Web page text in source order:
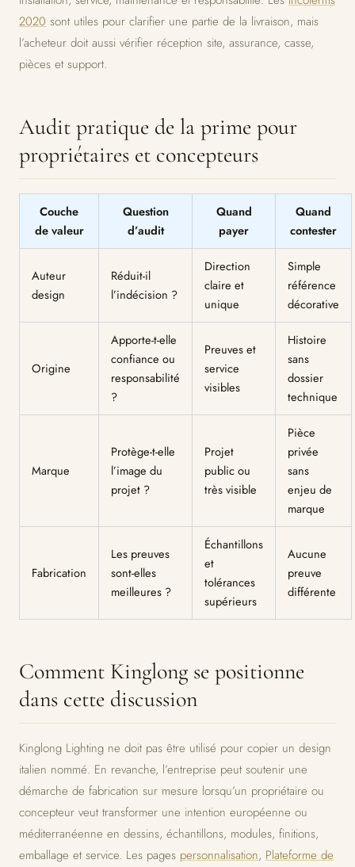
2020 sont utiles pour clarifier une partie de la livraison, mais
l’acheteur doit aussi vérifier réception site, assurance, casse,
pièces et support.
Audit pratique de la prime pour
propriétaires et concepteurs
Couche
de valeur
Question
d’audit
Quand
payer
Quand
contester
Auteur
design
Réduit-il
l’indécision ?
Direction
claire et
unique
Simple
référence
décorative
Origine
Apporte-t-elle
confiance ou
responsabilité
?
Preuves et
service
visibles
Histoire
sans
dossier
technique
Marque
Protège-t-elle
l’image du
projet ?
Projet
public ou
très visible
Pièce
privée
sans
enjeu de
marque
Fabrication
Les preuves
sont-elles
meilleures ?
Échantillons
et
tolérances
supérieurs
Aucune
preuve
différente
Comment Kinglong se positionne
dans cette discussion
Kinglong Lighting ne doit pas être utilisé pour copier un design
italien nommé. En revanche, l’entreprise peut soutenir une
démarche de fabrication sur mesure lorsqu’un propriétaire ou
concepteur veut transformer une intention européenne ou
méditerranéenne en dessins, échantillons, modules, finitions,
emballage et service. Les pages personnalisation, Plateforme de